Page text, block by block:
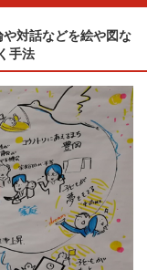
や対話などを絵や図な
手法